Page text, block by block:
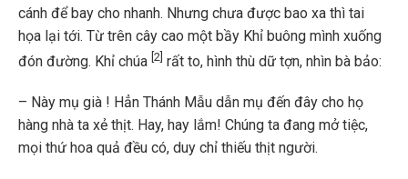
cánh để bay cho nhanh. Nhưng chưa được bao xa thì tai
họa lại tới. Từ trên cây cao một bầy Khỉ buông mình xuống
đón đường. Khỉ chúa [2] rất to, hình thù dữ tợn, nhìn bà bảo:
– Này mụ già ! Hẳn Thánh Mẫu dẫn mụ đến đây cho họ
hàng nhà ta xẻ thịt. Hay, hay lắm! Chúng ta đang mở tiệc,
mọi thứ hoa quả đều có, duy chỉ thiếu thịt người.